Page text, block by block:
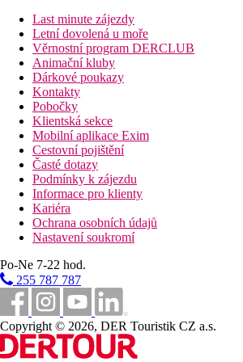
Plážová dovolená
Fotogalerie
Last minute zájezdy
Letní dovolená u moře
Věrnostní program DERCLUB
Animační kluby
Dárkové poukazy
Kontakty
Pobočky
Klientská sekce
Mobilní aplikace Exim
Cestovní pojištění
Časté dotazy
Podmínky k zájezdu
Informace pro klienty
Kariéra
Ochrana osobních údajů
Nastavení soukromí
Po-Ne 7-22 hod.
255 787 787
Copyright © 2026, DER Touristik CZ a.s.